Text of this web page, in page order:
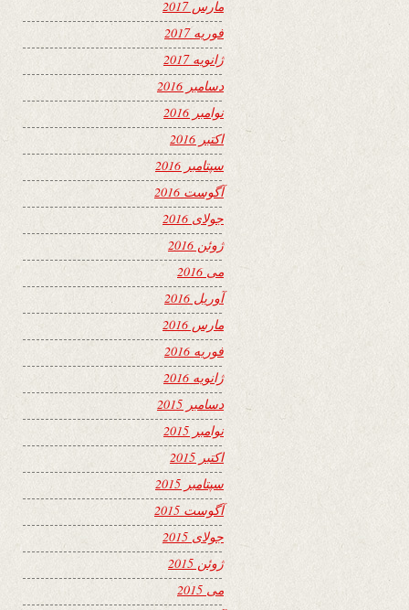
مارس 2017
فوریه 2017
ژانویه 2017
دسامبر 2016
نوامبر 2016
اکتبر 2016
سپتامبر 2016
آگوست 2016
جولای 2016
ژوئن 2016
می 2016
آوریل 2016
مارس 2016
فوریه 2016
ژانویه 2016
دسامبر 2015
نوامبر 2015
اکتبر 2015
سپتامبر 2015
آگوست 2015
جولای 2015
ژوئن 2015
می 2015